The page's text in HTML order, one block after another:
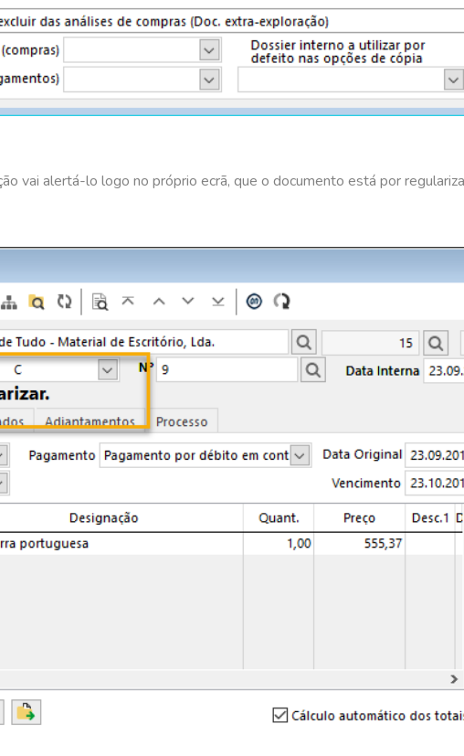
vai alertá-lo logo no próprio ecrã, que o documento está por